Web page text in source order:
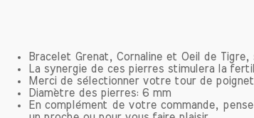
utilisation en lithothérapie, la
Origine et Composition de la
La cornaline est une variété
microcristalline de silice.
Bracelet Grenat, Cornaline et Oeil de
La synergie de ces pierres stimulera la
Merci de sélectionner votre tour de
Diamètre des pierres: 6 mm
En complément de votre commande,